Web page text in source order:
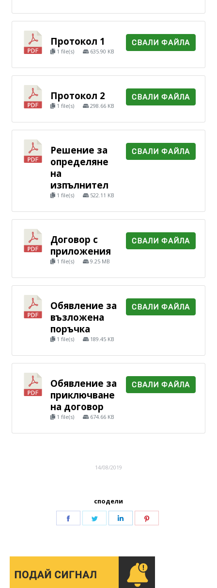
Протокол 1
1 file(s) 635.90 KB
СВАЛИ ФАЙЛА
Протокол 2
1 file(s) 298.66 KB
СВАЛИ ФАЙЛА
Решение за
определяне
на
изпълнител
1 file(s) 522.11 KB
СВАЛИ ФАЙЛА
Договор с
приложения
1 file(s) 9.25 MB
СВАЛИ ФАЙЛА
Обявление за
възложена
поръчка
1 file(s) 189.45 KB
СВАЛИ ФАЙЛА
Обявление за
приключване
на договор
1 file(s) 674.66 KB
СВАЛИ ФАЙЛА
14/08/2019
сподели